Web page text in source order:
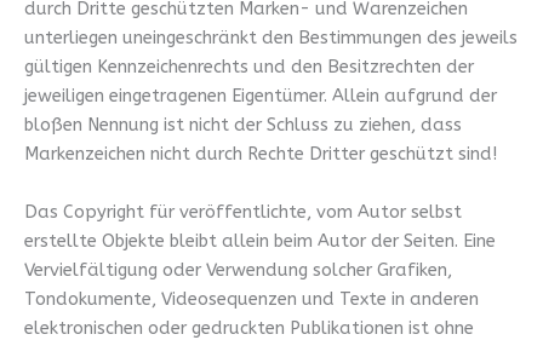
durch Dritte geschützten Marken- und Warenzeichen
unterliegen uneingeschränkt den Bestimmungen des jeweils
gültigen Kennzeichenrechts und den Besitzrechten der
jeweiligen eingetragenen Eigentümer. Allein aufgrund der
bloßen Nennung ist nicht der Schluss zu ziehen, dass
Markenzeichen nicht durch Rechte Dritter geschützt sind!
Das Copyright für veröffentlichte, vom Autor selbst
erstellte Objekte bleibt allein beim Autor der Seiten. Eine
Vervielfältigung oder Verwendung solcher Grafiken,
Tondokumente, Videosequenzen und Texte in anderen
elektronischen oder gedruckten Publikationen ist ohne